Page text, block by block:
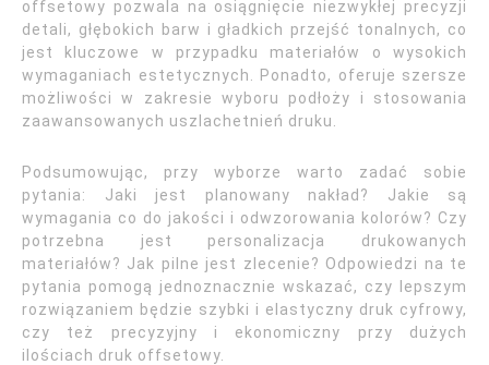
offsetowy pozwala na osiągnięcie niezwykłej precyzji
detali, głębokich barw i gładkich przejść tonalnych, co
jest kluczowe w przypadku materiałów o wysokich
wymaganiach estetycznych. Ponadto, oferuje szersze
możliwości w zakresie wyboru podłoży i stosowania
zaawansowanych uszlachetnień druku.
Podsumowując, przy wyborze warto zadać sobie
pytania: Jaki jest planowany nakład? Jakie są
wymagania co do jakości i odwzorowania kolorów? Czy
potrzebna jest personalizacja drukowanych
materiałów? Jak pilne jest zlecenie? Odpowiedzi na te
pytania pomogą jednoznacznie wskazać, czy lepszym
rozwiązaniem będzie szybki i elastyczny druk cyfrowy,
czy też precyzyjny i ekonomiczny przy dużych
ilościach druk offsetowy.